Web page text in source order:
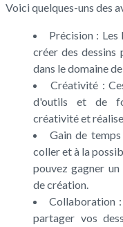
Voici quelques-uns des
Précision :
créer des dessins
dans le domaine
Créativité :
d'outils et de
créativité et
Gain de
coller et à la
pouvez gagner
de création.
Collaboration
partager vos